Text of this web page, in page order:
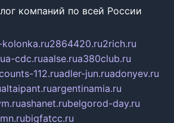
компаний по всей России
2864420.ru2rich.ru
a-cdc.ruaalse.rua380club.ru
112.ruadler-jun.ruadonyev.ru
altaipant.ruargentinamia.ru
ashanet.rubelgorod-day.ru
bigfatcc.ru